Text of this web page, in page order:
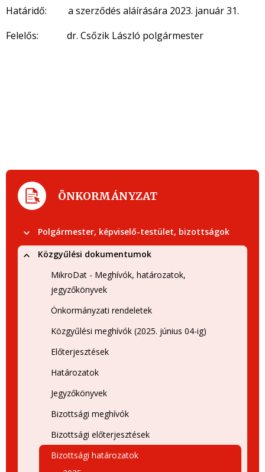
Határidő: a szerződés aláírására 2023. január 31.
Felelős: dr. Csőzik László polgármester
ÖNKORMÁNYZAT
Polgármester, képviselő-testület, bizottságok
Közgyűlési dokumentumok
MikroDat - Meghívók, határozatok,
jegyzőkönyvek
Önkormányzati rendeletek
Közgyűlési meghívók (2025. június 04-ig)
Előterjesztések
Határozatok
Jegyzőkönyvek
Bizottsági meghívók
Bizottsági előterjesztések
Bizottsági határozatok